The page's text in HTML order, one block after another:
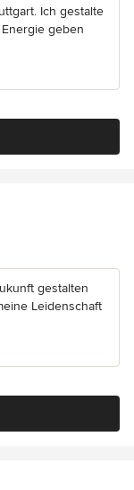
Ich gestalte
geben
gestalten
Leidenschaft